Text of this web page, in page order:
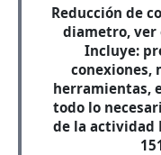
Reducción de
diametro, ver
Incluye:
conexiones,
herramientas,
todo lo
de la actividad